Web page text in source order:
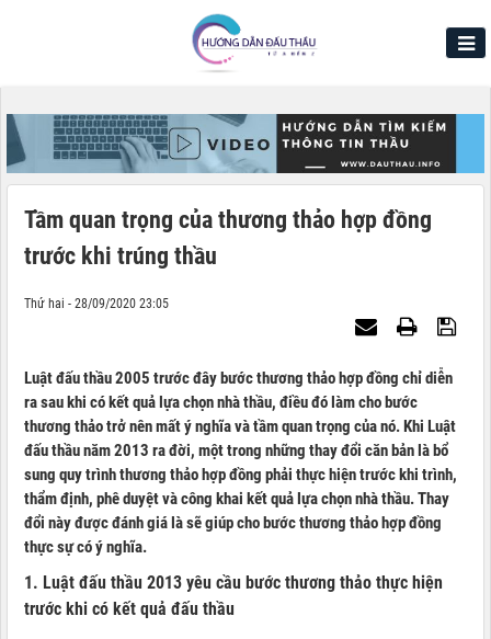
Tầm quan trọng của thương thảo hợp đồng
trước khi trúng thầu
Thứ hai - 28/09/2020 23:05
Luật đấu thầu 2005 trước đây bước thương thảo hợp đồng chỉ diễn
ra sau khi có kết quả lựa chọn nhà thầu, điều đó làm cho bước
thương thảo trở nên mất ý nghĩa và tầm quan trọng của nó. Khi Luật
đấu thầu năm 2013 ra đời, một trong những thay đổi căn bản là bổ
sung quy trình thương thảo hợp đồng phải thực hiện trước khi trình,
thẩm định, phê duyệt và công khai kết quả lựa chọn nhà thầu. Thay
đổi này được đánh giá là sẽ giúp cho bước thương thảo hợp đồng
thực sự có ý nghĩa.
1. Luật đấu thầu 2013 yêu cầu bước thương thảo thực hiện
trước khi có kết quả đấu thầu